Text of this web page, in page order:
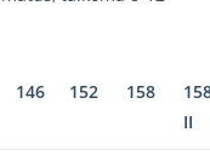
146 152 158
II